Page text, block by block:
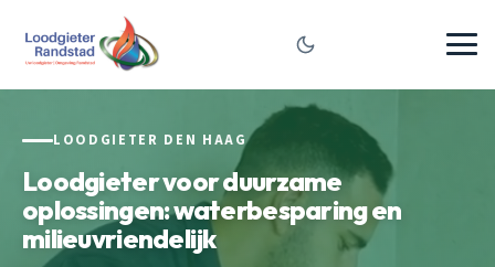
LOODGIETER DEN HAAG
Loodgieter voor duurzame
oplossingen: waterbesparing en
milieuvriendelijk